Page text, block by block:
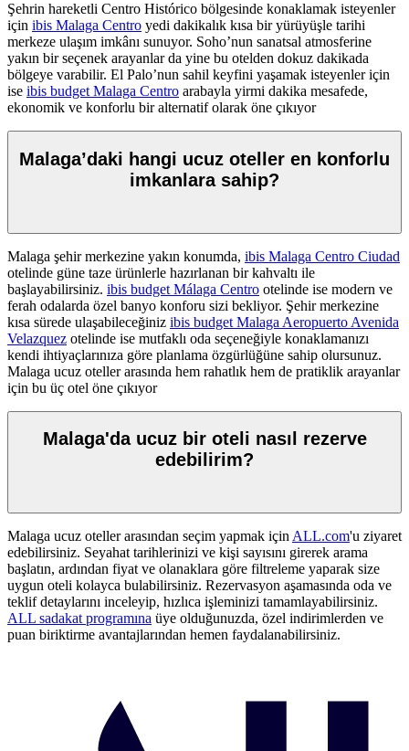
Şehrin hareketli Centro Histórico bölgesinde konaklamak isteyenler
için ibis Malaga Centro yedi dakikalık kısa bir yürüyüşle tarihi
merkeze ulaşım imkânı sunuyor. Soho’nun sanatsal atmosferine
yakın bir seçenek arayanlar da yine bu otelden dokuz dakikada
bölgeye varabilir. El Palo’nun sahil keyfini yaşamak isteyenler için
ise ibis budget Malaga Centro arabayla yirmi dakika mesafede,
ekonomik ve konforlu bir alternatif olarak öne çıkıyor
Malaga’daki hangi ucuz oteller en konforlu
imkanlara sahip?
Malaga şehir merkezine yakın konumda, ibis Malaga Centro Ciudad
otelinde güne taze ürünlerle hazırlanan bir kahvaltı ile
başlayabilirsiniz. ibis budget Málaga Centro otelinde ise modern ve
ferah odalarda özel banyo konforu sizi bekliyor. Şehir merkezine
kısa sürede ulaşabileceğiniz ibis budget Malaga Aeropuerto Avenida
Velazquez otelinde ise mutfaklı oda seçeneğiyle konaklamanızı
kendi ihtiyaçlarınıza göre planlama özgürlüğüne sahip olursunuz.
Malaga ucuz oteller arasında hem rahatlık hem de pratiklik arayanlar
için bu üç otel öne çıkıyor
Malaga'da ucuz bir oteli nasıl rezerve
edebilirim?
Malaga ucuz oteller arasından seçim yapmak için ALL.com'u ziyaret
edebilirsiniz. Seyahat tarihlerinizi ve kişi sayısını girerek arama
başlatın, ardından fiyat ve olanaklara göre filtreleme yaparak size
uygun oteli kolayca bulabilirsiniz. Rezervasyon aşamasında oda ve
teklif detaylarını inceleyip, hızlıca işleminizi tamamlayabilirsiniz.
ALL sadakat programına üye olduğunuzda, özel indirimlerden ve
puan biriktirme avantajlarından hemen faydalanabilirsiniz.